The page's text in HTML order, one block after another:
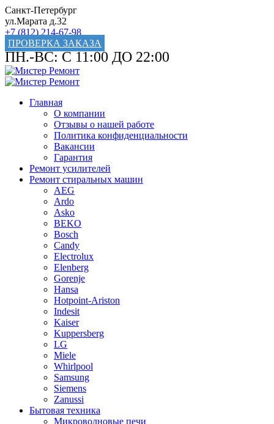
Санкт-Петербург
ул.Марата д.32
+7 (812) 214-67-98
ПРОВЕРКА ЗАКАЗА
ПН.-ВС: С 11:00 ДО 22:00
Главная
О компании
Отзывы о нашей работе
Политика конфиденциальности
Вакансии
Гарантия
Ремонт усилителей
Ремонт стиральных машин
AEG
Ardo
Asko
BEKO
Bosch
Candy
Electrolux
Elenberg
Gorenje
Hansa
Hotpoint-Ariston
Indesit
Kaiser
Kuppersberg
LG
Miele
Whirlpool
Samsung
Siemens
Zanussi
Бытовая техника
Микроволновые печи